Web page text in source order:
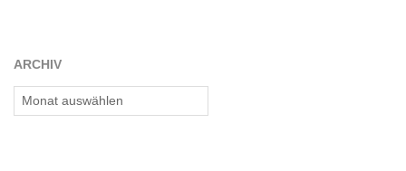
L
D
ARCHIV
Archiv